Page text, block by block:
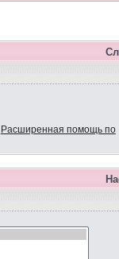
Расширенная помощь по